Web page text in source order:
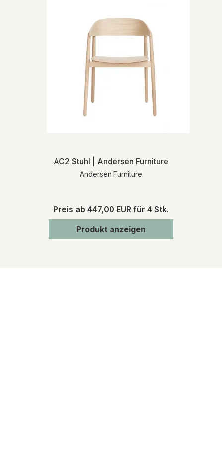
AC2 Stuhl | Andersen Furniture
Andersen Furniture
Preis ab 447,00 EUR für 4 Stk.
Produkt anzeigen